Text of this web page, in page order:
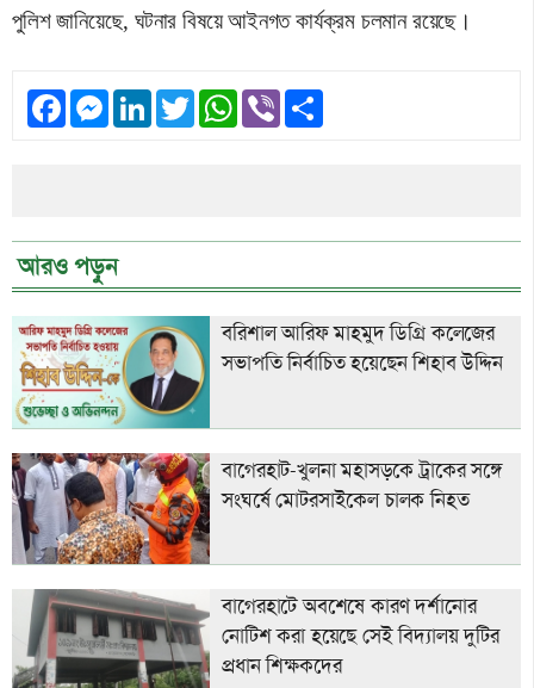
পুলিশ জানিয়েছে, ঘটনার বিষয়ে আইনগত কার্যক্রম চলমান রয়েছে।
FacebookMessengerLinkedInTwitterWhatsApp
Viber
আরও পড়ুন
বরিশাল আরিফ মাহমুদ ডিগ্রি কলেজের
সভাপতি নির্বাচিত হয়েছেন শিহাব উদ্দিন
বাগেরহাট-খুলনা মহাসড়কে ট্রাকের সঙ্গে
সংঘর্ষে মোটরসাইকেল চালক নিহত
বাগেরহাটে অবশেষে কারণ দর্শানোর
নোটিশ করা হয়েছে সেই বিদ্যালয় দুটির
প্রধান শিক্ষকদের